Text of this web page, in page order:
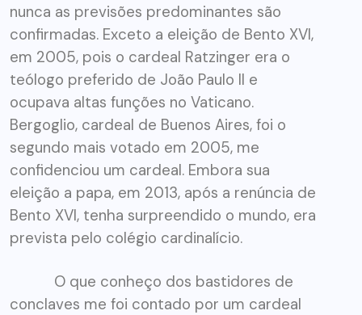
nunca as previsões predominantes são
confirmadas. Exceto a eleição de Bento XVI,
em 2005, pois o cardeal Ratzinger era o
teólogo preferido de João Paulo II e
ocupava altas funções no Vaticano.
Bergoglio, cardeal de Buenos Aires, foi o
segundo mais votado em 2005, me
confidenciou um cardeal. Embora sua
eleição a papa, em 2013, após a renúncia de
Bento XVI, tenha surpreendido o mundo, era
prevista pelo colégio cardinalício.
O que conheço dos bastidores de
conclaves me foi contado por um cardeal